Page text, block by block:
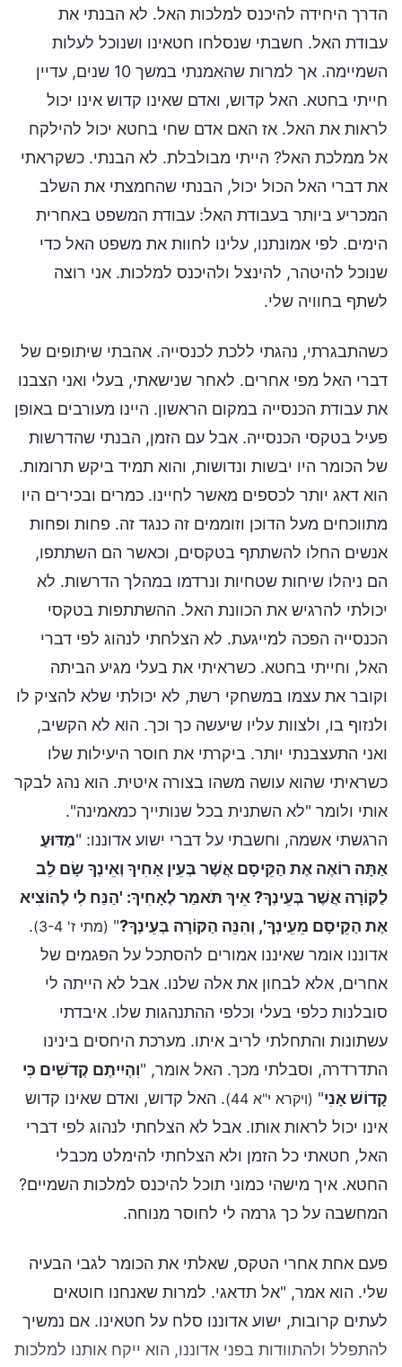
הדרך היחידה להיכנס למלכות האל. לא הבנתי את
עבודת האל. חשבתי שנסלחו חטאינו ושנוכל לעלות
השמיימה. אך למרות שהאמנתי במשך 10 שנים, עדיין
חייתי בחטא. האל קדוש, ואדם שאינו קדוש אינו יכול
לראות את האל. אז האם אדם שחי בחטא יכול להילקח
אל ממלכת האל? הייתי מבולבלת. לא הבנתי. כשקראתי
את דברי האל הכול יכול, הבנתי שהחמצתי את השלב
המכריע ביותר בעבודת האל: עבודת המשפט באחרית
הימים. לפי אמונתנו, עלינו לחוות את משפט האל כדי
שנוכל להיטהר, להינצל ולהיכנס למלכות. אני רוצה
לשתף בחוויה שלי.
כשהתבגרתי, נהגתי ללכת לכנסייה. אהבתי שיתופים של
דברי האל מפי אחרים. לאחר שנישאתי, בעלי ואני הצבנו
את עבודת הכנסייה במקום הראשון. היינו מעורבים באופן
פעיל בטקסי הכנסייה. אבל עם הזמן, הבנתי שהדרשות
של הכומר היו יבשות ונדושות, והוא תמיד ביקש תרומות.
הוא דאג יותר לכספים מאשר לחיינו. כמרים ובכירים היו
מתווכחים מעל הדוכן וזוממים זה כנגד זה. פחות ופחות
אנשים החלו להשתתף בטקסים, וכאשר הם השתתפו,
הם ניהלו שיחות שטחיות ונרדמו במהלך הדרשות. לא
יכולתי להרגיש את הכוונת האל. ההשתתפות בטקסי
הכנסייה הפכה למייגעת. לא הצלחתי לנהוג לפי דברי
האל, וחייתי בחטא. כשראיתי את בעלי מגיע הביתה
וקובר את עצמו במשחקי רשת, לא יכולתי שלא להציק לו
ולנזוף בו, ולצוות עליו שיעשה כך וכך. הוא לא הקשיב,
ואני התעצבנתי יותר. ביקרתי את חוסר היעילות שלו
כשראיתי שהוא עושה משהו בצורה איטית. הוא נהג לבקר
אותי ולומר "לא השתנית בכל שנותייך כמאמינה".
הרגשתי אשמה, וחשבתי על דברי ישוע אדוננו: "מַדּוּעַ
אַתָּה רוֹאֶה אֶת הַקֵּיסָם אֲשֶׁר בְּעֵין אָחִיךָ וְאֵינְךָ שָׂם לֵב
לַקּוֹרָה אֲשֶׁר בְּעֵינְךָ? אֵיךְ תֺּאמַר לְאָחִיךָ: 'הַנַּח לִי לְהוֹצִיא
אֶת הַקֵּיסָם מֵעֵינְךָ', וְהִנֵּה הַקּוֹרָה בְּעֵינְךָ?" (מתי ז' 3-4)
.
אדוננו אומר שאיננו אמורים להסתכל על הפגמים של
אחרים, אלא לבחון את אלה שלנו. אבל לא הייתה לי
סובלנות כלפי בעלי וכלפי ההתנהגות שלו. איבדתי
עשתונות והתחלתי לריב איתו. מערכת היחסים בינינו
התדרדרה, וסבלתי מכך. האל אומר, "וִהְיִיתֶם קְדֹשִׁים כִּי
קָדוֹשׁ אָנִי" (ויקרא י"א 44)
. האל קדוש, ואדם שאינו קדוש
אינו יכול לראות אותו. אבל לא הצלחתי לנהוג לפי דברי
האל, חטאתי כל הזמן ולא הצלחתי להימלט מכבלי
החטא. איך מישהי כמוני תוכל להיכנס למלכות השמיים?
המחשבה על כך גרמה לי לחוסר מנוחה.
פעם אחת אחרי הטקס, שאלתי את הכומר לגבי הבעיה
שלי. הוא אמר, "אל תדאגי. למרות שאנחנו חוטאים
לעתים קרובות, ישוע אדוננו סלח על חטאינו. אם נמשיך
להתפלל ולהתוודות בפני אדוננו, הוא ייקח אותנו למלכות